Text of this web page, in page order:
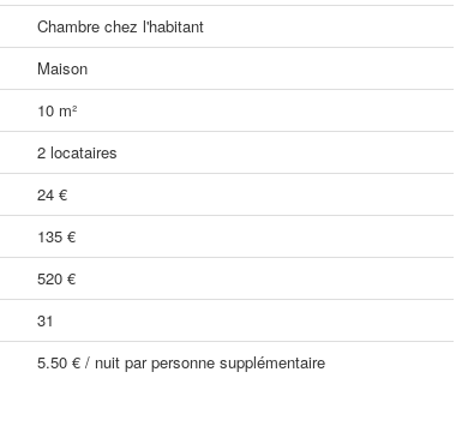
Chambre chez l'habitant
Maison
10 m²
2 locataires
24 €
135 €
520 €
31
5.50 € / nuit par personne supplémentaire